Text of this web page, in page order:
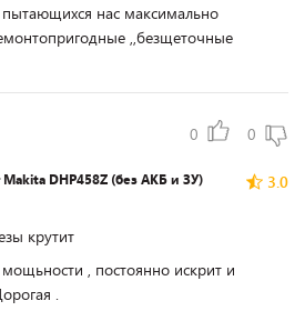
нас максимально
,,безщеточные
0 0
3.0
DHP458Z (без АКБ и ЗУ)
крутит
мощьности , постоянно искрит и
.